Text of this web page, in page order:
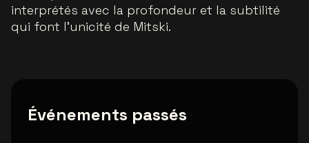
interprétés avec la profondeur et la subtilité
qui font l’unicité de Mitski.
Événements passés